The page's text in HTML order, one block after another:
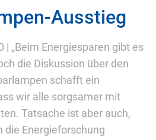
Ausstieg
| „Beim Energiesparen gibt es
die Diskussion über den
schafft ein
wir alle sorgsamer mit
Tatsache ist aber auch,
die Energieforschung